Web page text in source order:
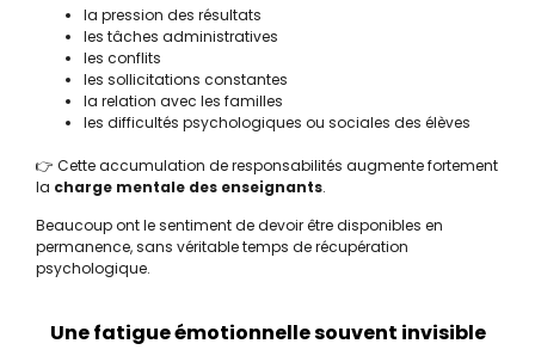
la pression des résultats
les tâches administratives
les conflits
les sollicitations constantes
la relation avec les familles
les difficultés psychologiques ou sociales des élèves
👉 Cette accumulation de responsabilités augmente fortement
la charge mentale des enseignants.
Beaucoup ont le sentiment de devoir être disponibles en
permanence, sans véritable temps de récupération
psychologique.
Une fatigue émotionnelle souvent invisible